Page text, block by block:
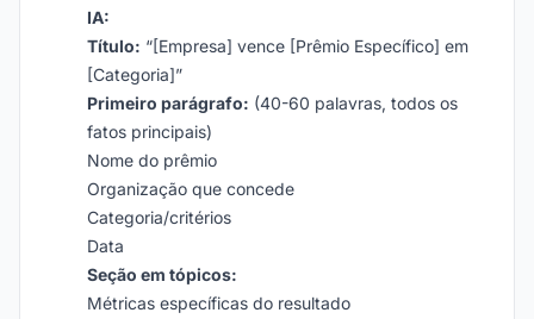
IA:
Título: “[Empresa] vence [Prêmio Específico] em
[Categoria]”
Primeiro parágrafo: (40-60 palavras, todos os
fatos principais)
Nome do prêmio
Organização que concede
Categoria/critérios
Data
Seção em tópicos:
Métricas específicas do resultado